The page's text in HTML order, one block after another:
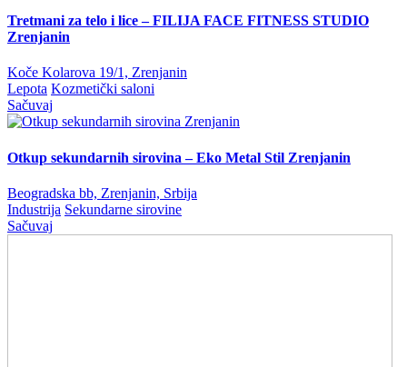
Tretmani za telo i lice – FILIJA FACE FITNESS STUDIO
Zrenjanin
Koče Kolarova 19/1, Zrenjanin
Lepota Kozmetički saloni
Sačuvaj
Otkup sekundarnih sirovina – Eko Metal Stil Zrenjanin
Beogradska bb, Zrenjanin, Srbija
Industrija Sekundarne sirovine
Sačuvaj